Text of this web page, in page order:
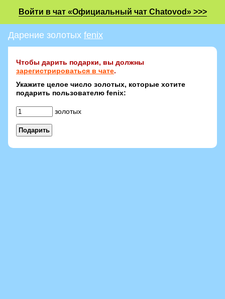
Войти в чат «Официальный чат Chatovod» >>>
Дарение золотых fenix
Чтобы дарить подарки, вы должны
зарегистрироваться в чате.
Укажите целое число золотых, которые хотите
подарить пользователю fenix:
золотых